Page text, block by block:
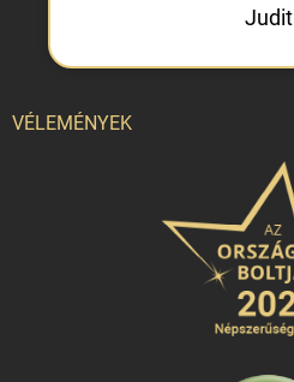
Judit
VÉLEMÉNYEK